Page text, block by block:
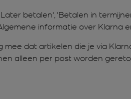
betalen', 'Betalen in
informatie over Klarna
mee dat artikelen die je via
alleen per post worden